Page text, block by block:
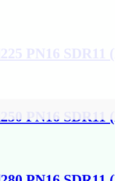
PN16 SDR11
PN16 SDR11